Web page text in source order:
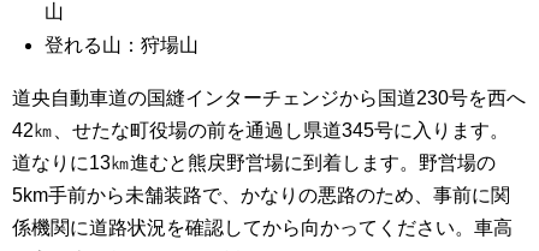
山
登れる山：狩場山
道央自動車道の国縫インターチェンジから国道230号を西へ
42㎞、せたな町役場の前を通過し県道345号に入ります。
道なりに13㎞進むと熊戻野営場に到着します。野営場の
5km手前から未舗装路で、かなりの悪路のため、事前に関
係機関に道路状況を確認してから向かってください。車高